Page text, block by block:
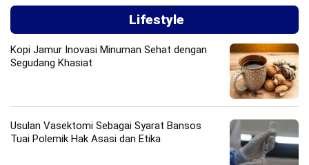
Lifestyle
Kopi Jamur Inovasi Minuman Sehat dengan
Segudang Khasiat
Usulan Vasektomi Sebagai Syarat Bansos
Tuai Polemik Hak Asasi dan Etika